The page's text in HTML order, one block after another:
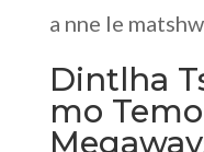
a nne le
Dintlha
mo